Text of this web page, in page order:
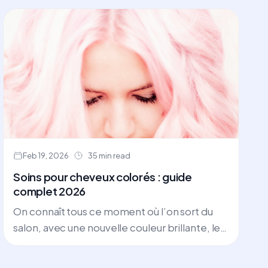
Feb 19, 2026 35 min read
Soins pour cheveux colorés : guide
complet 2026
On connaît tous ce moment où l’on sort du
salon, avec une nouvelle couleur brillante, les